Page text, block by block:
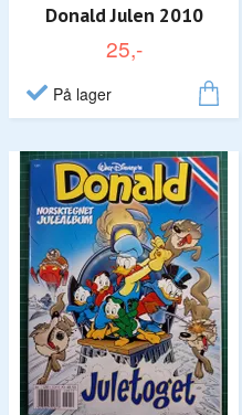
Donald Julen 2010
25,-
På lager